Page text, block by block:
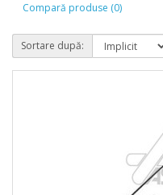
Compară produse (0)
Sortare după: